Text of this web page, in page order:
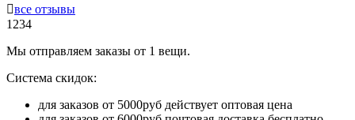
все отзывы
1234
Мы отправляем заказы от 1 вещи.
Система скидок:
для заказов от 5000руб действует оптовая цена